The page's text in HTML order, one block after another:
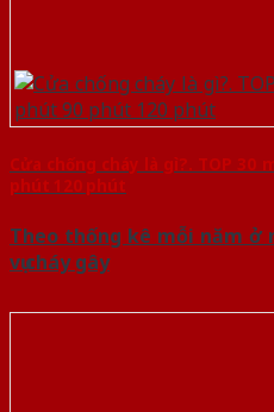
Cửa chống cháy là gì?. TOP 30
phút 120 phút
Theo thống kê mỗi năm ở
vụ cháy gây